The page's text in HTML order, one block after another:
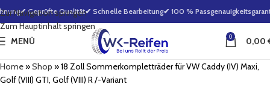
Zur Navigation springen
Zum Hauptinhalt springen
✔ Geprüfte Qualität✔ Schnelle Bearbeitung✔ 100 %
MENÜ 0 0,00
Home»Shop »18 Zoll Sommerkompletträder für VW Caddy (IV) Maxi,
Golf (VIII) GTI, Golf (VIII) R /-Variant